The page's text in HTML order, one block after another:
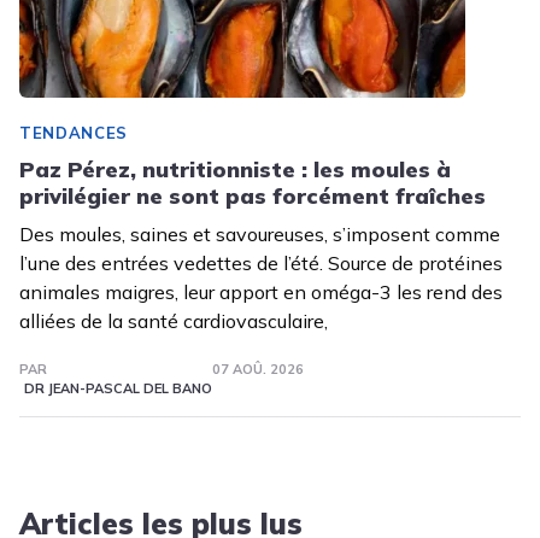
TENDANCES
Paz Pérez, nutritionniste : les moules à
privilégier ne sont pas forcément fraîches
Des moules, saines et savoureuses, s’imposent comme
l’une des entrées vedettes de l’été. Source de protéines
animales maigres, leur apport en oméga-3 les rend des
alliées de la santé cardiovasculaire,
PAR
DR JEAN-PASCAL DEL BANO
07 AOÛ. 2026
Articles les plus lus